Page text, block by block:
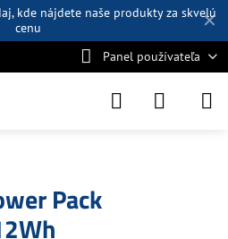
✕
, kde nájdete naše produkty za skvelú
cenu
Panel používateľa
Pack